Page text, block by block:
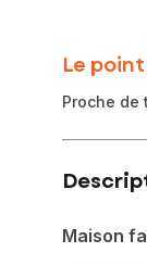
Le
Proche de
Maison